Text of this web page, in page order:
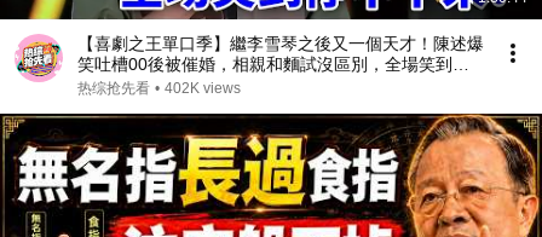
【喜劇之王單口季】繼李雪琴之後又一個天才！陳述爆
笑吐槽00後被催婚，相親和麵試沒區別，全場笑到停
不下來！#喜剧 #搞笑 #standupcomedy #脱口秀
热综抢先看 • 402K views